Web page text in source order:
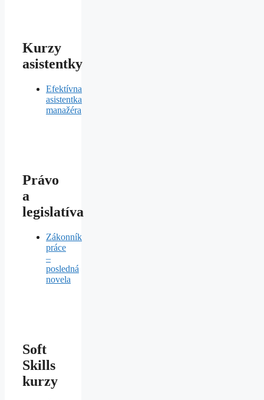
Kurzy
asistentky
Efektívna
asistentka
manažéra
Právo
a
legislatíva
Zákonník
práce
–
posledná
novela
Soft
Skills
kurzy